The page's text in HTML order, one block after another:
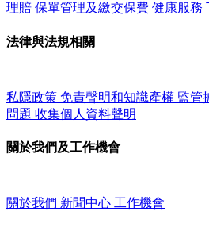
理賠 保單管理及繳交保費 健康服務
法律與法規相關
私隱政策 免責聲明和知識產權 監管
問題 收集個人資料聲明
關於我們及工作機會
關於我們 新聞中心 工作機會